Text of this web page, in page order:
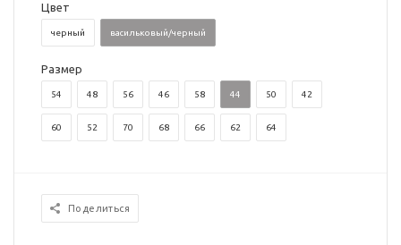
Цвет
черный васильковый/черный
Размер
54 48 56 46 58 44 50 42
60 52 70 68 66 62 64
Поделиться